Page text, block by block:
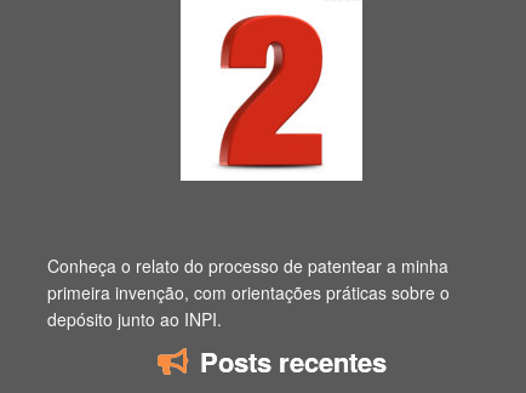
Conheça o relato do processo de patentear a minha
primeira invenção, com orientações práticas sobre o
depósito junto ao INPI.
Posts recentes